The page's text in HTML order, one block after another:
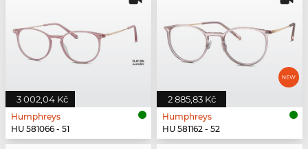
3 002,04 Kč
Humphreys
HU 581066 - 51
2 885,83 Kč
Humphreys
HU 581162 - 52